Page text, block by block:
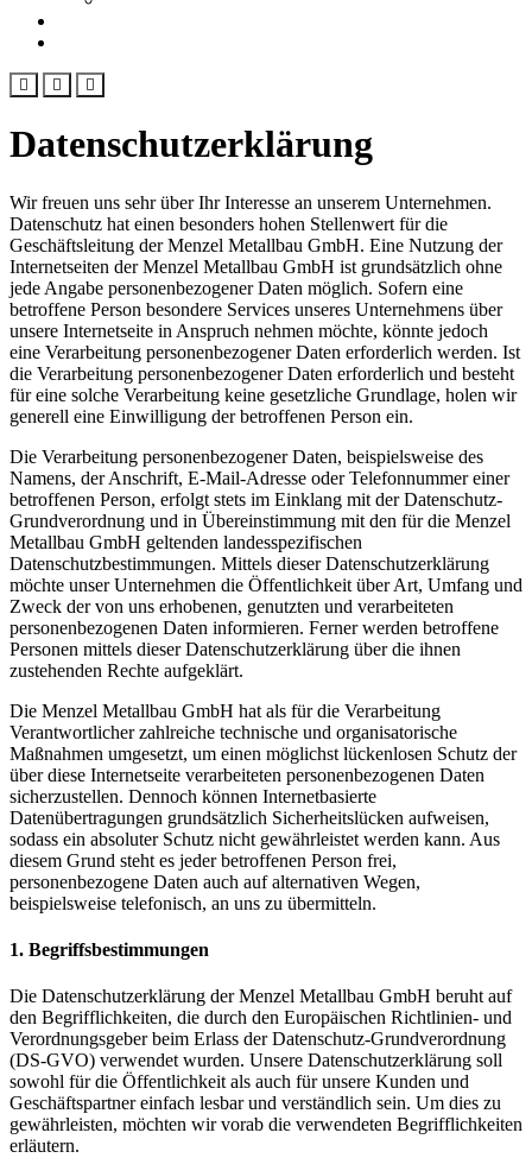
Datenschutzerklärung
Wir freuen uns sehr über Ihr Interesse an unserem Unternehmen.
Datenschutz hat einen besonders hohen Stellenwert für die
Geschäftsleitung der Menzel Metallbau GmbH. Eine Nutzung der
Internetseiten der Menzel Metallbau GmbH ist grundsätzlich ohne
jede Angabe personenbezogener Daten möglich. Sofern eine
betroffene Person besondere Services unseres Unternehmens über
unsere Internetseite in Anspruch nehmen möchte, könnte jedoch
eine Verarbeitung personenbezogener Daten erforderlich werden. Ist
die Verarbeitung personenbezogener Daten erforderlich und besteht
für eine solche Verarbeitung keine gesetzliche Grundlage, holen wir
generell eine Einwilligung der betroffenen Person ein.
Die Verarbeitung personenbezogener Daten, beispielsweise des
Namens, der Anschrift, E-Mail-Adresse oder Telefonnummer einer
betroffenen Person, erfolgt stets im Einklang mit der Datenschutz-
Grundverordnung und in Übereinstimmung mit den für die Menzel
Metallbau GmbH geltenden landesspezifischen
Datenschutzbestimmungen. Mittels dieser Datenschutzerklärung
möchte unser Unternehmen die Öffentlichkeit über Art, Umfang und
Zweck der von uns erhobenen, genutzten und verarbeiteten
personenbezogenen Daten informieren. Ferner werden betroffene
Personen mittels dieser Datenschutzerklärung über die ihnen
zustehenden Rechte aufgeklärt.
Die Menzel Metallbau GmbH hat als für die Verarbeitung
Verantwortlicher zahlreiche technische und organisatorische
Maßnahmen umgesetzt, um einen möglichst lückenlosen Schutz der
über diese Internetseite verarbeiteten personenbezogenen Daten
sicherzustellen. Dennoch können Internetbasierte
Datenübertragungen grundsätzlich Sicherheitslücken aufweisen,
sodass ein absoluter Schutz nicht gewährleistet werden kann. Aus
diesem Grund steht es jeder betroffenen Person frei,
personenbezogene Daten auch auf alternativen Wegen,
beispielsweise telefonisch, an uns zu übermitteln.
1. Begriffsbestimmungen
Die Datenschutzerklärung der Menzel Metallbau GmbH beruht auf
den Begrifflichkeiten, die durch den Europäischen Richtlinien- und
Verordnungsgeber beim Erlass der Datenschutz-Grundverordnung
(DS-GVO) verwendet wurden. Unsere Datenschutzerklärung soll
sowohl für die Öffentlichkeit als auch für unsere Kunden und
Geschäftspartner einfach lesbar und verständlich sein. Um dies zu
gewährleisten, möchten wir vorab die verwendeten Begrifflichkeiten
erläutern.